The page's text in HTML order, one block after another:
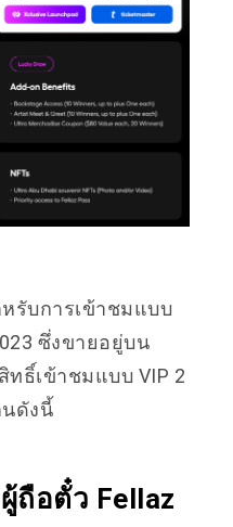
หรับการเข้าชมแบบ
ซึ่งขายอยู่บน
ทธิ์เข้าชมแบบ VIP 2
ดังนี้
ถือตั๋ว Fellaz